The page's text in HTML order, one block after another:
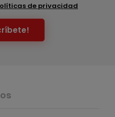
de privacidad